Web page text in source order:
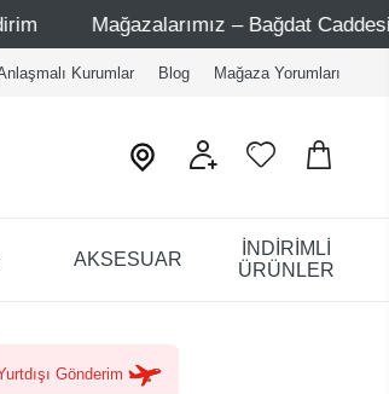
– Bağdat Caddesi 1 - Bağdat
Kurumlar Blog Mağaza Yorumları
AKSESUAR
İNDİRİMLİ
ÜRÜNLER
Gönderim